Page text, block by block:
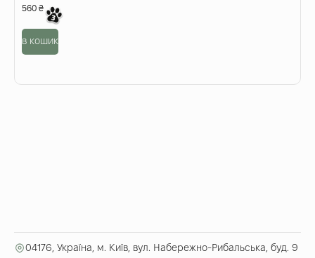
560 ₴
в кошик
04176, Україна, м. Київ, вул. Набережно-Рибальська, буд. 9